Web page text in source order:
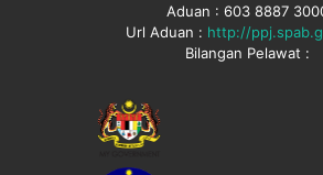
Aduan : 603 8887
Url Aduan : http://
Bilangan Pelawat :